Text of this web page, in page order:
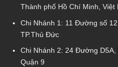
Thành phố Hồ Chí Minh, Việt
Chi Nhánh 1: 11 Đường số
TP.Thủ Đức
Chi Nhánh 2: 24 Đường D5A,
Quận 9